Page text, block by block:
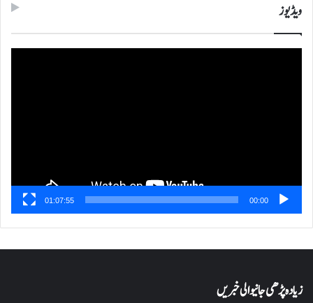
ویڈیوز
00:00
01:07:55
زیادہ پڑھی جانیوالی خبریں